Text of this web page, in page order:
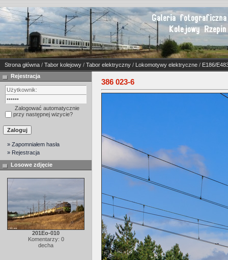
Strona główna / Tabor kolejowy / Tabor elektryczny / Lokomotywy elektryczne / E186/
Rejestracja
Zalogować automatycznie
przy następnej wizycie?
» Zapomniałem hasła
» Rejestracja
Losowe zdjęcie
201Eo-010
Komentarzy: 0
decha
386 023-6